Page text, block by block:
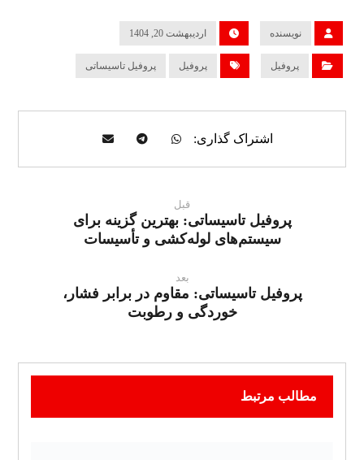
نویسنده اردیبهشت 20, 1404
پروفیل پروفیل پروفیل تاسیساتی
قبل
پروفیل تاسیساتی: بهترین گزینه برای
سیستم‌های لوله‌کشی و تأسیسات
بعد
پروفیل تاسیساتی: مقاوم در برابر فشار،
خوردگی و رطوبت
مطالب مرتبط